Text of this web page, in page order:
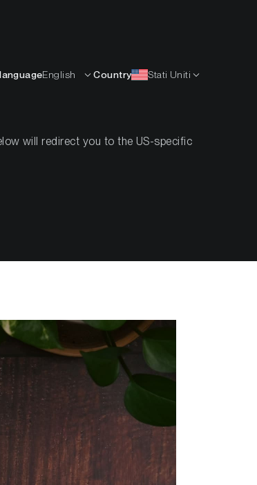
English Country Stati Uniti
will redirect you to the US-specific